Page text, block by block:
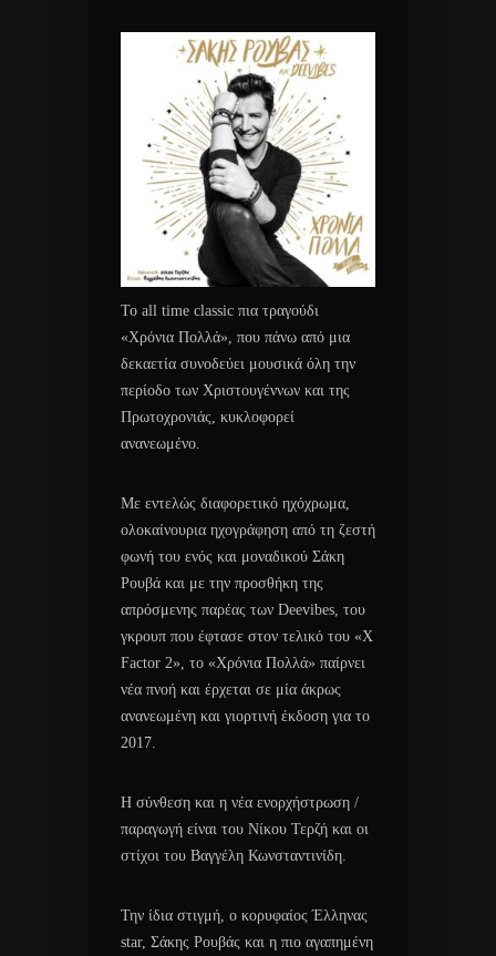
Το all time classic πια τραγούδι
«Χρόνια Πολλά», που πάνω από μια
δεκαετία συνοδεύει μουσικά όλη την
περίοδο των Χριστουγέννων και της
Πρωτοχρονιάς, κυκλοφορεί
ανανεωμένο.
Με εντελώς διαφορετικό ηχόχρωμα,
ολοκαίνουρια ηχογράφηση από τη ζεστή
φωνή του ενός και μοναδικού Σάκη
Ρουβά και με την προσθήκη της
απρόσμενης παρέας των Deevibes, του
γκρουπ που έφτασε στον τελικό του «X
Factor 2», το «Χρόνια Πολλά» παίρνει
νέα πνοή και έρχεται σε μία άκρως
ανανεωμένη και γιορτινή έκδοση για το
2017.
Η σύνθεση και η νέα ενορχήστρωση /
παραγωγή είναι του Νίκου Τερζή και οι
στίχοι του Βαγγέλη Κωνσταντινίδη.
Την ίδια στιγμή, ο κορυφαίος Έλληνας
star, Σάκης Ρουβάς και η πιο αγαπημένη